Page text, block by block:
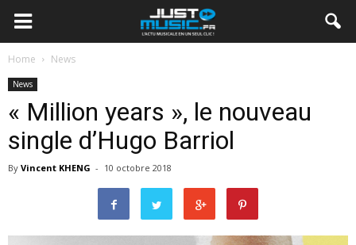
Home News
News
« Million years », le nouveau
single d’Hugo Barriol
By Vincent KHENG - 10 octobre 2018